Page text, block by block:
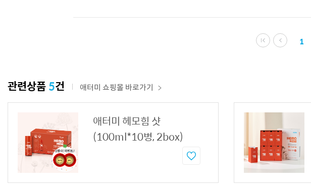
1
관련상품5건 애터미 쇼핑몰 바로가기
애터미 헤모힘 샷
(100ml*10병, 2box)